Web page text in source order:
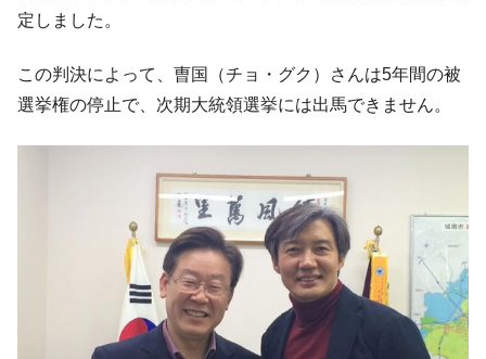
『Money1』
ーにウソのデータを入力したのは明白だ」
『Money1』
韓国･李在明さっそく不動産対策で浅薄な発
言。
『韓国銀行』が「金の保有量を増やしま
す」⇒「金を経由するドル入手」手段ではないのか？
韓国･外為取引量「1日当たり1,214.4億ド
ル」まで拡大 ⇒ 海外資金の動きに強く左右される状態
韓国･帰ってきた李在明。李在明を支持しな
い「50.5％」に上昇
定しました。
この判決によって、曺国（チョ・グク）さんは5年間の被
選挙権の停止で、次期大統領選挙には出馬できません。